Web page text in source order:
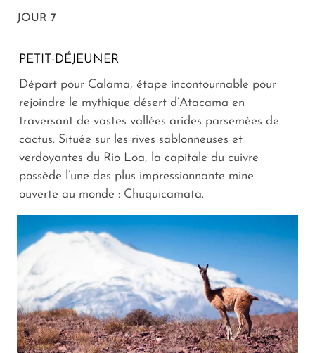
JOUR 7
PETIT-DÉJEUNER
Départ pour Calama, étape incontournable pour
rejoindre le mythique désert d’Atacama en
traversant de vastes vallées arides parsemées de
cactus. Située sur les rives sablonneuses et
verdoyantes du Rio Loa, la capitale du cuivre
possède l’une des plus impressionnante mine
ouverte au monde : Chuquicamata.